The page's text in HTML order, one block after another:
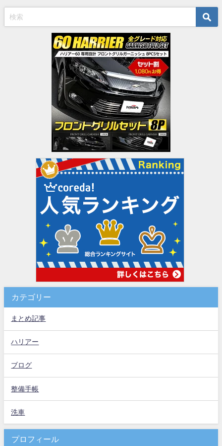
カテゴリー
まとめ記事
ハリアー
ブログ
整備手帳
洗車
プロフィール